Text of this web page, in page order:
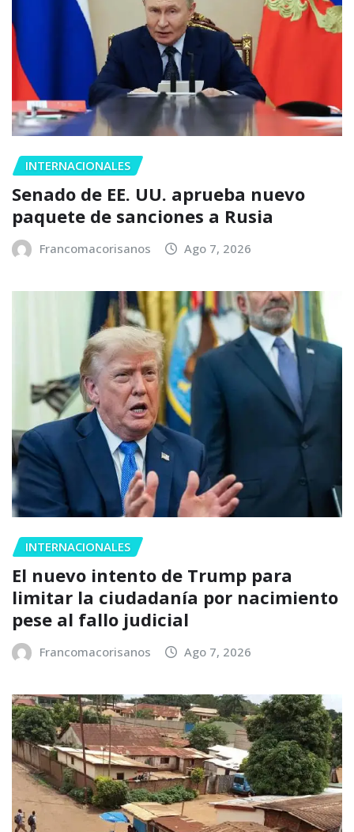
INTERNACIONALES
Senado de EE. UU. aprueba nuevo
paquete de sanciones a Rusia
Francomacorisanos Ago 7, 2026
INTERNACIONALES
El nuevo intento de Trump para
limitar la ciudadanía por nacimiento
pese al fallo judicial
Francomacorisanos Ago 7, 2026